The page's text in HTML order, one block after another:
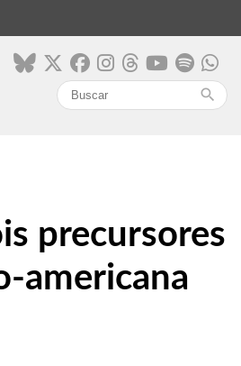
search
precursores
americana